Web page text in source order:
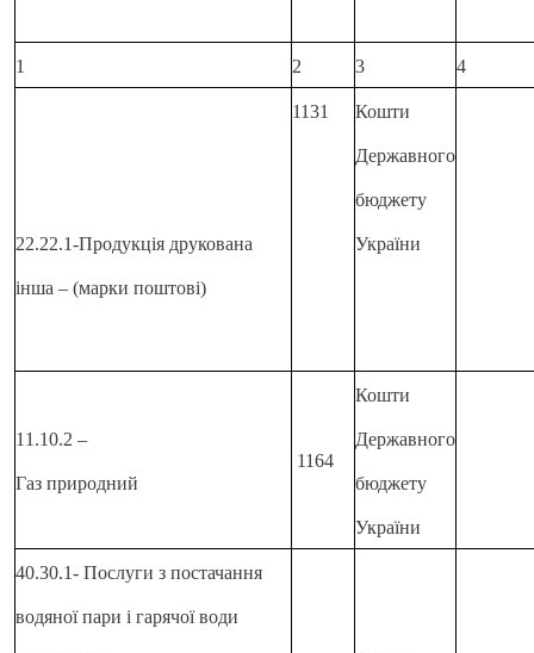
1 2 3 4
22.22.1-Продукція друкована
інша – (марки поштові)
1131 Кошти
Державного
бюджету
України
11.10.2 –
Газ природний
1164
Кошти
Державного
бюджету
України
40.30.1- Послуги з постачання
водяної пари і гарячої води